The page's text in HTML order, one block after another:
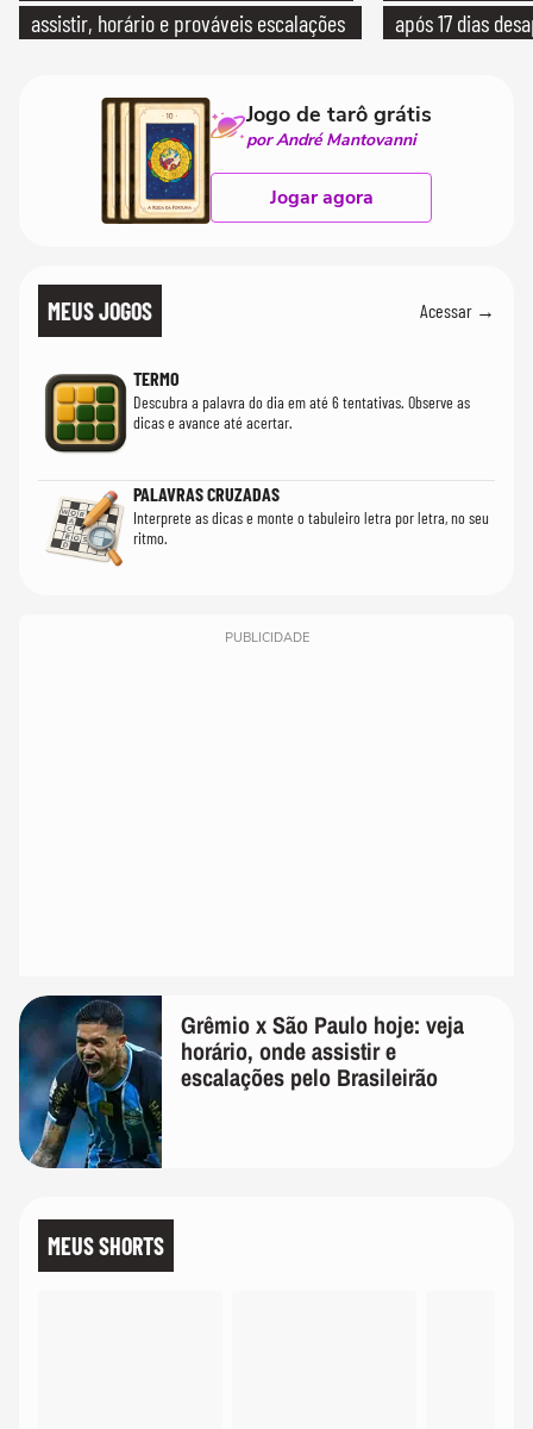
assistir, horário e prováveis escalações após 17 dias
Jogo de tarô grátis
por André Mantovanni
Jogar agora
MEUS JOGOS Acessar →
TERMO
Descubra a palavra do dia em até 6 tentativas. Observe as
dicas e avance até acertar.
PALAVRAS CRUZADAS
Interprete as dicas e monte o tabuleiro letra por letra, no seu
ritmo.
PUBLICIDADE
Grêmio x São Paulo hoje: veja
horário, onde assistir e
escalações pelo Brasileirão
MEUS SHORTS